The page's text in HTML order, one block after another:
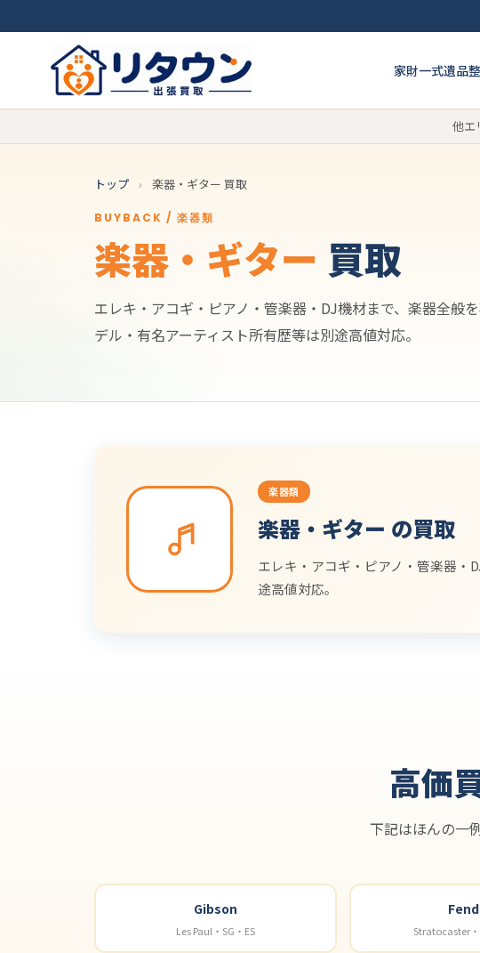
家財一式遺品
他エ
トップ › 楽器・ギター 買取
BUYBACK / 楽器類
楽器・ギター 買取
エレキ・アコギ・ピアノ・管楽器・DJ機材まで、楽器全般
デル・有名アーティスト所有歴等は別途高値対応。
楽器類
楽器・ギター の買取
エレキ・アコギ・ピアノ・管楽器・
途高値対応。
高価
下記はほんの一
Gibson
Les Paul・SG・ES Stratocaster